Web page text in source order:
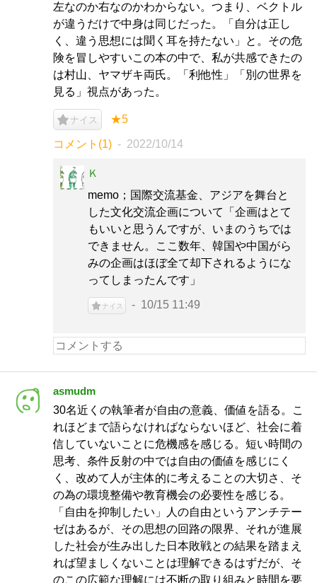
左なのか右なのかわからない。つまり、ベクトル
が違うだけで中身は同じだった。「自分は正し
く、違う思想には聞く耳を持たない」と。その危
険を冒しやすいこの本の中で、私が共感できたの
は村山、ヤマザキ両氏。「利他性」「別の世界を
見る」視点があった。
ナイス ★5
コメント(1) 2022/10/14
Ｋ
memo；国際交流基金、アジアを舞台と
した文化交流企画について「企画はとて
もいいと思うんですが、いまのうちでは
できません。ここ数年、韓国や中国がら
みの企画はほぼ全て却下されるようにな
ってしまったんです」
ナイス 10/15 11:49
asmudm
30名近くの執筆者が自由の意義、価値を語る。こ
れほどまで語らなければならないほど、社会に着
信していないことに危機感を感じる。短い時間の
思考、条件反射の中では自由の価値を感じにく
く、改めて人が主体的に考えることの大切さ、そ
の為の環境整備や教育機会の必要性を感じる。
「自由を抑制したい」人の自由というアンチテー
ゼはあるが、その思想の回路の限界、それが進展
した社会が生み出した日本敗戦との結果を踏まえ
れば望ましくないことは理解できるはずだが、そ
のこの広範な理解には不断の取り組みと時間を要